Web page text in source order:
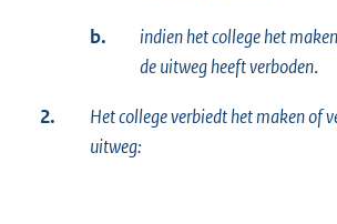
b.
indien het college het
de uitweg heeft verboden.
2.
Het college verbiedt het maken of
uitweg: